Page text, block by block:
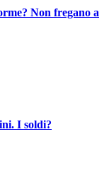
Non fregano a
I soldi?